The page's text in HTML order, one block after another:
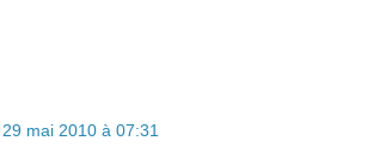
29 mai 2010 à 07:31